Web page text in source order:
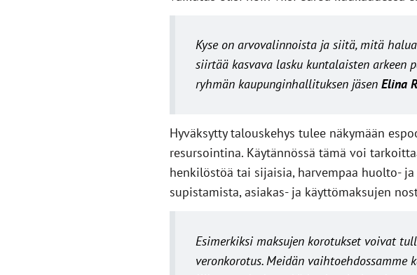
Kyse on arvovalinnoista ja siitä, mitä
siirtää kasvava lasku kuntalaisten arkeen
ryhmän kaupunginhallituksen jäsen Elina
Hyväksytty talouskehys tulee näkymään
resursointina. Käytännössä tämä voi
henkilöstöä tai sijaisia, harvempaa huolto-
supistamista, asiakas- ja käyttömaksujen
Esimerkiksi maksujen korotukset voivat
veronkorotus. Meidän